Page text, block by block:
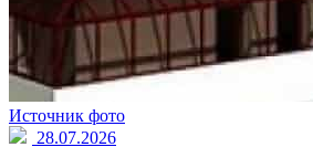
Источник фото
28.07.2026